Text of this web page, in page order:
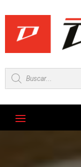
Búsqueda
de
productos